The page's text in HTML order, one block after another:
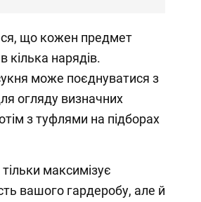
що кожен предмет
кілька нарядів.
може поєднуватися з
огляду визначних
з туфлями на підборах
максимізує
вашого гардеробу, але й